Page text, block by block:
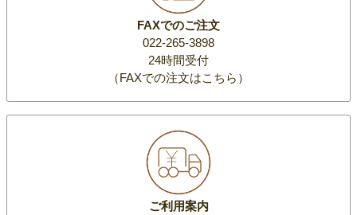
FAXでのご注文
022-265-3898
24時間受付
（FAXでの注文はこちら）
ご利用案内